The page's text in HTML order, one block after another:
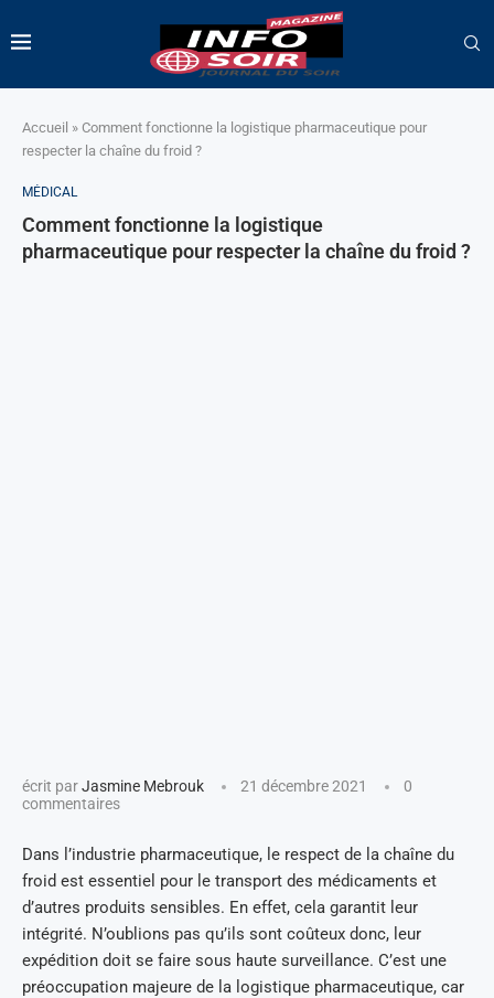
Accueil » Comment fonctionne la logistique pharmaceutique pour
respecter la chaîne du froid ?
MÉDICAL
Comment fonctionne la logistique
pharmaceutique pour respecter la chaîne du froid ?
écrit parJasmine Mebrouk 21 décembre 2021
0
commentaires
Dans l’industrie pharmaceutique, le respect de la chaîne du
froid est essentiel pour le transport des médicaments et
d’autres produits sensibles. En effet, cela garantit leur
intégrité. N’oublions pas qu’ils sont coûteux donc, leur
expédition doit se faire sous haute surveillance. C’est une
préoccupation majeure de la logistique pharmaceutique, car